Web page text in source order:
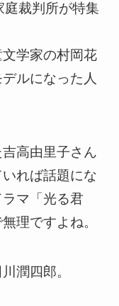
裁判所が特集
学家の村岡花
ルになった人
吉高由里子さん
れば話題にな
マ「光る君
理ですよね。
潤四郎。